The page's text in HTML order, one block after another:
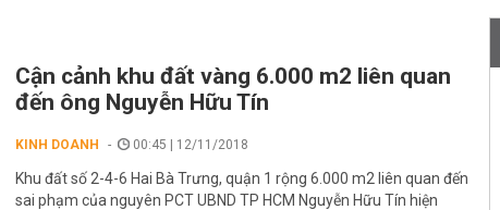
Cận cảnh khu đất vàng 6.000 m2 liên quan
đến ông Nguyễn Hữu Tín
KINH DOANH 00:45 | 12/11/2018
Khu đất số 2-4-6 Hai Bà Trưng, quận 1 rộng 6.000 m2 liên quan đến
sai phạm của nguyên PCT UBND TP HCM Nguyễn Hữu Tín hiện